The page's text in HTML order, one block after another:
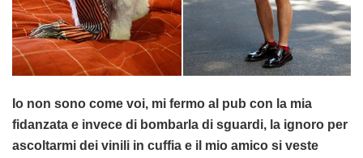
Io non sono come voi, mi fermo al pub con la mia
fidanzata e invece di bombarla di sguardi, la ignoro per
ascoltarmi dei vinili in cuffia e il mio amico si veste